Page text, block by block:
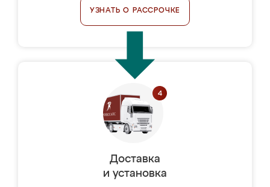
УЗНАТЬ О РАССРОЧКЕ
Доставка
и установка